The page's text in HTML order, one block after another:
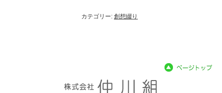
カテゴリー: 創想綴り